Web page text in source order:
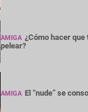
AMIGA ¿Cómo hacer
pelear?
AMIGA El “nude” se